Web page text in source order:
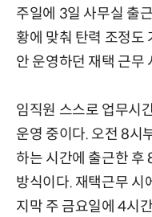
주일에 3일 사무실 출
황에 맞춰 탄력 조정도
안 운영하던 재택 근무
임직원 스스로 업무시
운영 중이다. 오전 8시
하는 시간에 출근한 후
방식이다. 재택근무 시
지막 주 금요일에 4시